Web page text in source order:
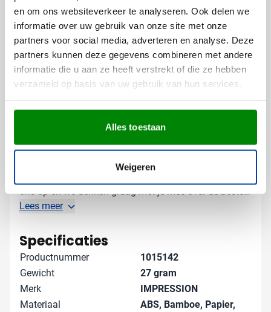
en om ons websiteverkeer te analyseren. Ook delen we
informatie over uw gebruik van onze site met onze
partners voor social media, adverteren en analyse. Deze
partners kunnen deze gegevens combineren met andere
informatie die u aan ze heeft verstrekt of die ze hebben
verzameld op basis van uw gebruik van hun services.
Alles toestaan
Weigeren
Met een korte bedrijfsnaam of slogan
De lasergravering in het bamboe zorgt voor een
stijlvolle, blijvende indruk die past bij de natuurlijke
uitstraling van het product.
Benieuwd hoe jouw logo eruit ziet op deze bamboe
sleutelhanger? Vraag een gratis digitaal voorbeeld aan
en zie vooraf precies hoe jouw bedrukte
ons op en we denken graag met je mee over de beste
manier om jouw merk te laten schitteren op dit
Lees meer
Specificaties
Productnummer
1015142
Gewicht
27 gram
Merk
IMPRESSION
Materiaal
ABS, Bamboe, Papier,